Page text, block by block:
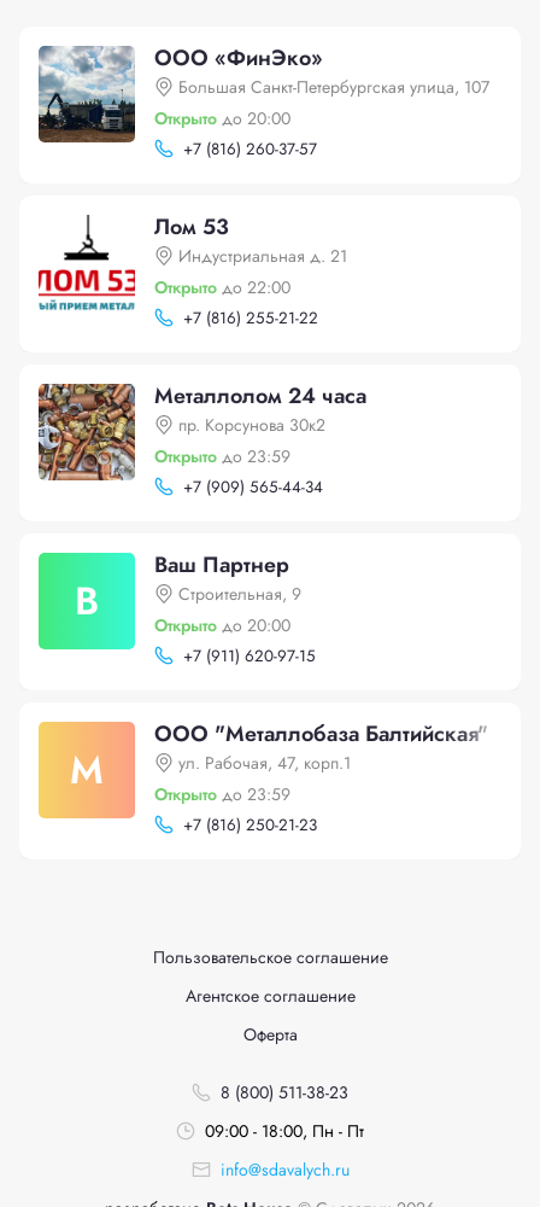
ООО «ФинЭко»
Большая Санкт-Петербургская улица, 107
Открыто до 20:00
+7 (816) 260-37-57
Лом 53
Индустриальная д. 21
Открыто до 22:00
+7 (816) 255-21-22
Металлолом 24 часа
пр. Корсунова 30к2
Открыто до 23:59
+7 (909) 565-44-34
В
Ваш Партнер
Строительная, 9
Открыто до 20:00
+7 (911) 620-97-15
М
ООО "Металлобаза Балтийская"
ул. Рабочая, 47, корп.1
Открыто до 23:59
+7 (816) 250-21-23
Пользовательское соглашение
Агентское соглашение
Оферта
8 (800) 511-38-23
09:00 - 18:00, Пн - Пт
info@sdavalych.ru